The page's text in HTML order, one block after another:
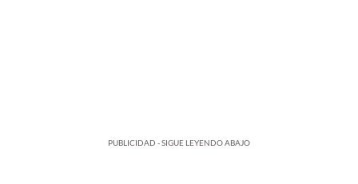
PUBLICIDAD - SIGUE LEYENDO ABAJO